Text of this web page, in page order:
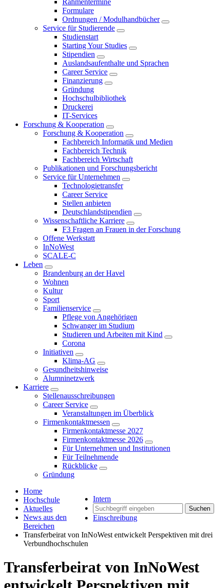
Rahmentermine
Formulare
Ordnungen / Modulhandbücher
Service für Studierende
Studienstart
Starting Your Studies
Stipendien
Auslandsaufenthalte und Sprachen
Career Service
Finanzierung
Gründung
Hochschulbibliothek
Druckerei
IT-Services
Forschung & Kooperation
Forschung & Kooperation
Fachbereich Informatik und Medien
Fachbereich Technik
Fachbereich Wirtschaft
Publikationen und Forschungsbericht
Service für Unternehmen
Technologietransfer
Career Service
Stellen anbieten
Deutschlandstipendien
Wissenschaftliche Karriere
F3 Fragen an Frauen in der Forschung
Offene Werkstatt
InNoWest
SCALE-C
Leben
Brandenburg an der Havel
Wohnen
Kultur
Sport
Familienservice
Pflege von Angehörigen
Schwanger im Studium
Studieren und Arbeiten mit Kind
Corona
Initiativen
Klima-AG
Gesundheitshinweise
Alumninetzwerk
Karriere
Stellenausschreibungen
Career Service
Veranstaltungen im Überblick
Firmenkontaktmessen
Firmenkontaktmesse 2027
Firmenkontaktmesse 2026
Für Unternehmen und Institutionen
Für Teilnehmende
Rückblicke
Gründung
Intern
Suchen
Einschreibung
Home
Hochschule
Aktuelles
News aus den
Bereichen
Transferbeirat von InNoWest entwickelt Perspektiven mit drei
Verbundhochschulen
Transferbeirat von InNoWest